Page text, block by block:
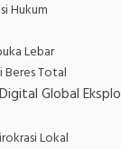
Hukum
Lebar
Beres Total
Global
Lokal